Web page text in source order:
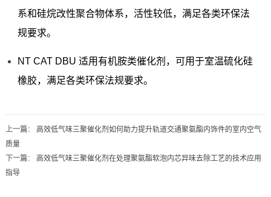
系和硅烷改性聚合物体系，活性较低，满足各类环保法
规要求。
NT CAT DBU 适用有机胺类催化剂，可用于室温硫化硅
橡胶，满足各类环保法规要求。
上一篇： 高效低气味三聚催化剂如何助力提升轨道交通聚氨酯内饰件的室内空气
质量
下一篇： 高效低气味三聚催化剂在处理聚氨酯软泡内芯异味去除工艺的技术应用
指导